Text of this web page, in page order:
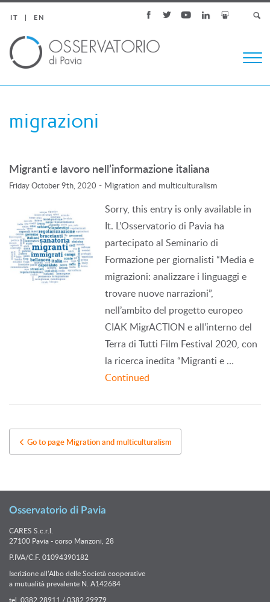
IT EN
migrazioni
Migranti e lavoro nell’informazione italiana
Friday October 9th, 2020 - Migration and multiculturalism
Sorry, this entry is only available in
It. L’Osservatorio di Pavia ha
partecipato al Seminario di
Formazione per giornalisti “Media e
migrazioni: analizzare i linguaggi e
trovare nuove narrazioni”,
nell’ambito del progetto europeo
CIAK MigrACTION e all’interno del
Terra di Tutti Film Festival 2020, con
la ricerca inedita “Migranti e …
Continued
Go to page Migration and multiculturalism
Osservatorio di Pavia
CARES S.c.r.l.
27100 Pavia - corso Manzoni, 28
P.IVA/C.F. 01094390182
Iscrizione all’Albo delle Società cooperative
a mutualità prevalente N. A142684
tel. 0382.28911 / 0382.29979